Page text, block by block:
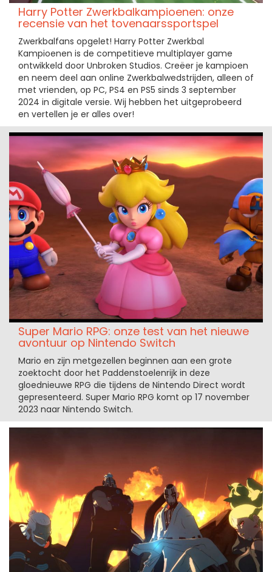
Harry Potter Zwerkbalkampioenen: onze
recensie van het tovenaarssportspel
Zwerkbalfans opgelet! Harry Potter Zwerkbal
Kampioenen is de competitieve multiplayer game
ontwikkeld door Unbroken Studios. Creëer je kampioen
en neem deel aan online Zwerkbalwedstrijden, alleen of
met vrienden, op PC, PS4 en PS5 sinds 3 september
2024 in digitale versie. Wij hebben het uitgeprobeerd
en vertellen je er alles over!
Super Mario RPG: onze test van het nieuwe
avontuur op Nintendo Switch
Mario en zijn metgezellen beginnen aan een grote
zoektocht door het Paddenstoelenrijk in deze
gloednieuwe RPG die tijdens de Nintendo Direct wordt
gepresenteerd. Super Mario RPG komt op 17 november
2023 naar Nintendo Switch.